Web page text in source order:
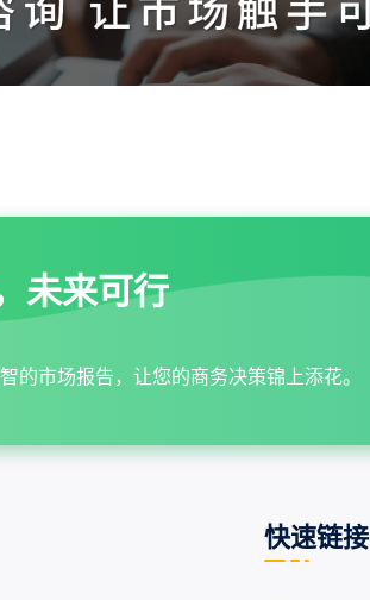
未来可行
的市场报告，让您的商务决策锦上添花。
快速链接